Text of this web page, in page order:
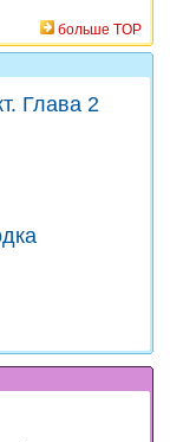
больше TOP
Глава 2